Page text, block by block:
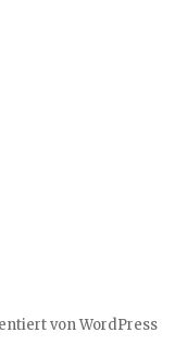
von WordPress